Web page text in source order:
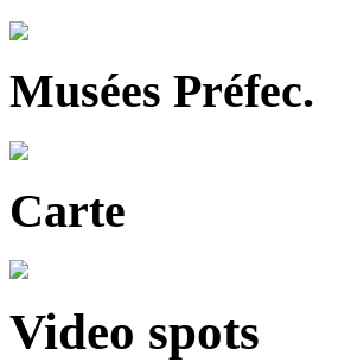
Musées Préfec.
Carte
Video spots